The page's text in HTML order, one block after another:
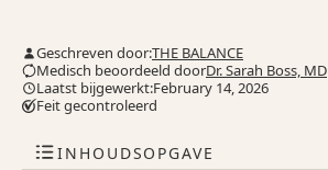
Geschreven door:THE BALANCE
Medisch beoordeeld doorDr. Sarah Boss, MD
Laatst bijgewerkt:February 14, 2026
Feit gecontroleerd
INHOUDSOPGAVE